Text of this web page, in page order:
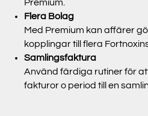
Premium.
Flera Bolag
Med Premium kan affärer
kopplingar till flera
Samlingsfaktura
Använd färdiga rutiner för
fakturor o period till en